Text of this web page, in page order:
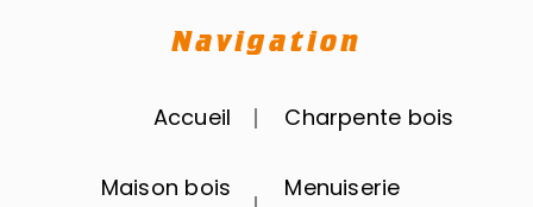
Navigation
Accueil Charpente bois
Maison bois
Menuiserie